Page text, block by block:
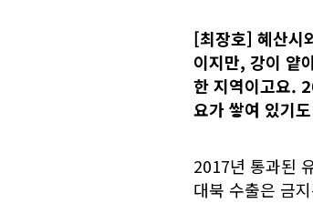
[최장호] 혜산시
이지만, 강이 얕
한 지역이고요.
요가 쌓여 있기
2017년 통과된
대북 수출은 금